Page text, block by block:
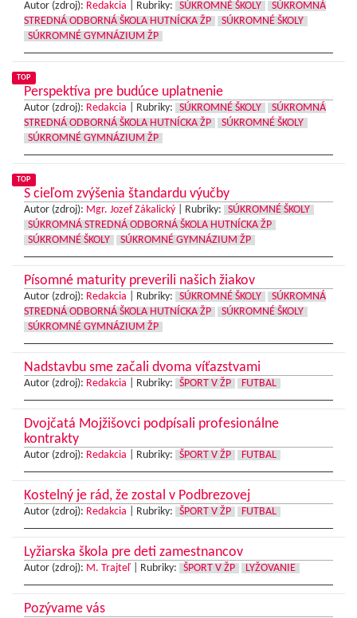
Autor (zdroj): Redakcia Rubriky: SÚKROMNÉ ŠKOLY
SÚKROMNÁ
STREDNÁ ODBORNÁ ŠKOLA HUTNÍCKA ŽP
SÚKROMNÉ ŠKOLY
SÚKROMNÉ GYMNÁZIUM ŽP
TOP
Perspektíva pre budúce uplatnenie
Autor (zdroj): Redakcia Rubriky: SÚKROMNÉ ŠKOLY
SÚKROMNÁ
STREDNÁ ODBORNÁ ŠKOLA HUTNÍCKA ŽP
SÚKROMNÉ ŠKOLY
SÚKROMNÉ GYMNÁZIUM ŽP
TOP
S cieľom zvýšenia štandardu výučby
Autor (zdroj): Mgr. Jozef Zákalický Rubriky:
SÚKROMNÉ ŠKOLY
SÚKROMNÁ STREDNÁ ODBORNÁ ŠKOLA HUTNÍCKA ŽP
SÚKROMNÉ ŠKOLY
SÚKROMNÉ GYMNÁZIUM ŽP
Písomné maturity preverili našich žiakov
Autor (zdroj): Redakcia Rubriky: SÚKROMNÉ ŠKOLY
SÚKROMNÁ
STREDNÁ ODBORNÁ ŠKOLA HUTNÍCKA ŽP
SÚKROMNÉ ŠKOLY
SÚKROMNÉ GYMNÁZIUM ŽP
Nadstavbu sme začali dvoma víťazstvami
Autor (zdroj): Redakcia Rubriky: ŠPORT V ŽP FUTBAL
Dvojčatá Mojžišovci podpísali profesionálne
kontrakty
Autor (zdroj): Redakcia Rubriky: ŠPORT V ŽP FUTBAL
Kostelný je rád, že zostal v Podbrezovej
Autor (zdroj): Redakcia Rubriky: ŠPORT V ŽP FUTBAL
Lyžiarska škola pre deti zamestnancov
Autor (zdroj): M. Trajteľ Rubriky: ŠPORT V ŽP LYŽOVANIE
Pozývame vás